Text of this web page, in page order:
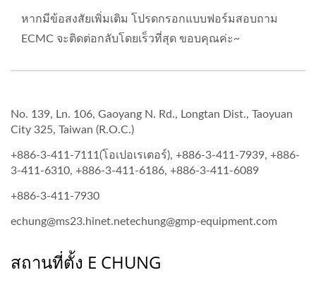
หากมีข้อสงสัยเพิ่มเติม โปรดกรอกแบบฟอร์มสอบถาม
ECMC จะติดต่อกลับโดยเร็วที่สุด ขอบคุณค่ะ~
No. 139, Ln. 106, Gaoyang N. Rd., Longtan Dist., Taoyuan
City 325, Taiwan (R.O.C.)
+886-3-411-7111(โอเปอเรเตอร์), +886-3-411-7939, +886-
3-411-6310, +886-3-411-6186, +886-3-411-6089
+886-3-411-7930
echung@ms23.hinet.netechung@gmp-equipment.com
สถานที่ตั้ง E CHUNG